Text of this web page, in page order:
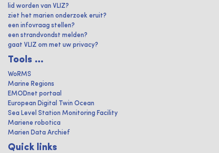
lid worden van VLIZ?
ziet het marien onderzoek eruit?
een infovraag stellen?
een strandvondst melden?
gaat VLIZ om met uw privacy?
Tools ...
WoRMS
Marine Regions
EMODnet portaal
European Digital Twin Ocean
Sea Level Station Monitoring Facility
Mariene robotica
Marien Data Archief
Quick links